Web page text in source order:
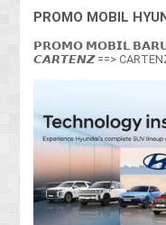
PROMO MOBIL
𝗣𝗥𝗢𝗠𝗢 𝗠𝗢𝗕𝗜𝗟
𝘾𝘼𝙍𝙏𝙀𝙉𝙕 ==> CARTENZ